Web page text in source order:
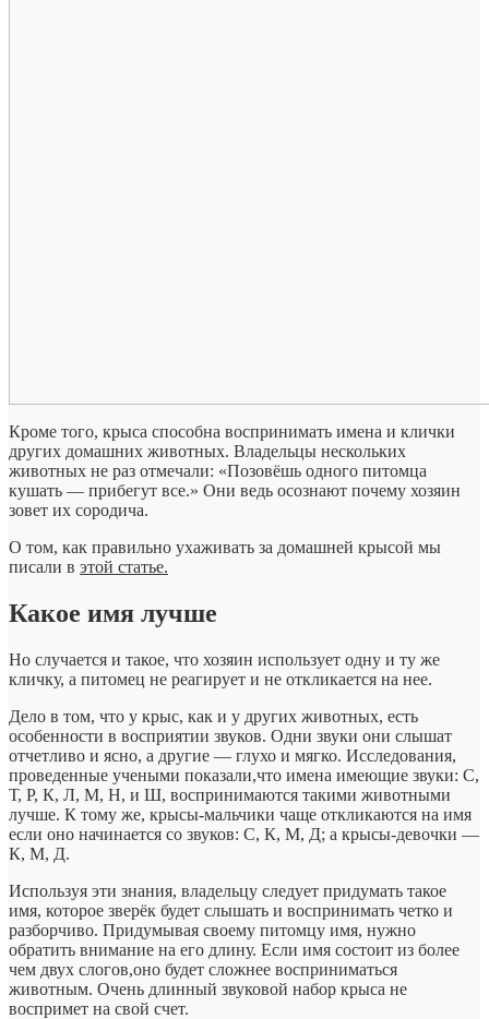
Кроме того, крыса способна воспринимать имена и клички
других домашних животных. Владельцы нескольких
животных не раз отмечали: «Позовёшь одного питомца
кушать — прибегут все.» Они ведь осознают почему хозяин
зовет их сородича.
О том, как правильно ухаживать за домашней крысой мы
писали в этой статье.
Какое имя лучше
Но случается и такое, что хозяин использует одну и ту же
кличку, а питомец не реагирует и не откликается на нее.
Дело в том, что у крыс, как и у других животных, есть
особенности в восприятии звуков. Одни звуки они слышат
отчетливо и ясно, а другие — глухо и мягко. Исследования,
проведенные учеными показали,что имена имеющие звуки: С,
Т, Р, К, Л, М, Н, и Ш, воспринимаются такими животными
лучше. К тому же, крысы-мальчики чаще откликаются на имя
если оно начинается со звуков: С, К, М, Д; а крысы-девочки —
К, М, Д.
Используя эти знания, владельцу следует придумать такое
имя, которое зверёк будет слышать и воспринимать четко и
разборчиво. Придумывая своему питомцу имя, нужно
обратить внимание на его длину. Если имя состоит из более
чем двух слогов,оно будет сложнее восприниматься
животным. Очень длинный звуковой набор крыса не
воспримет на свой счет.